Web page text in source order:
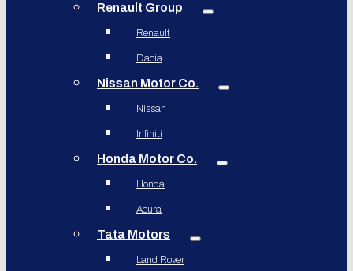
Renault Group
Renault
Dacia
Nissan Motor Co.
Nissan
Infiniti
Honda Motor Co.
Honda
Acura
Tata Motors
Land Rover